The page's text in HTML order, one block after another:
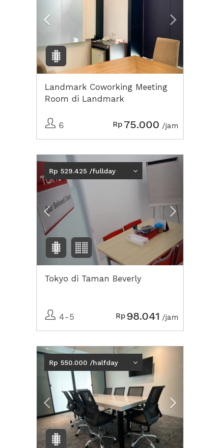
Landmark Coworking Meeting
Room di Landmark
Surabaya
6 Rp 75.000 /jam
Previous Next2
Rp 529.425 /fullday
Tokyo di Taman Beverly
4-5 Rp 98.041 /jam
Previous
Rp 550.000 /halfday